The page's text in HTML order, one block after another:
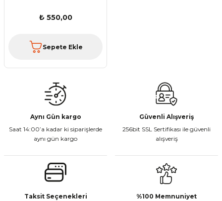
₺ 550,00
Sepete Ekle
Aynı Gün kargo
Saat 14:00’a kadar ki siparişlerde
aynı gün kargo
Güvenli Alışveriş
256bit SSL Sertifikası ile güvenli
alışveriş
Taksit Seçenekleri
%100 Memnuniyet